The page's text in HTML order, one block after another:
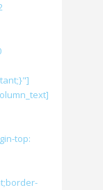
top: